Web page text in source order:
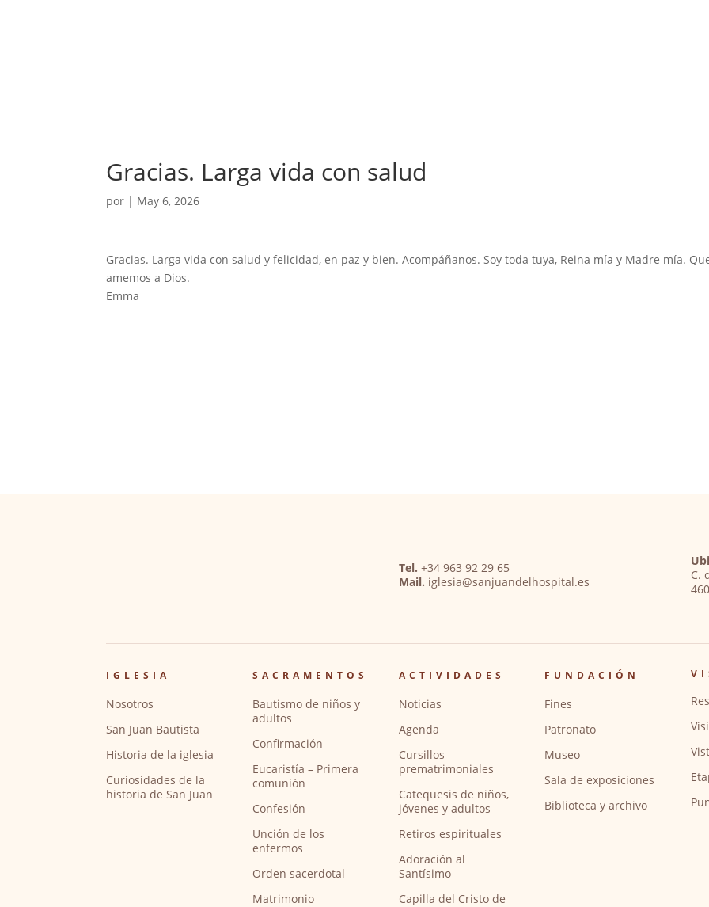
Gracias. Larga vida con salud
por | May 6, 2026
Gracias. Larga vida con salud y felicidad, en paz y bien. Acompáñanos. Soy toda tuya, Reina mía y Madre mía.
amemos a Dios.
Emma
Tel. +34 963 92 29 65
Mail. iglesia@sanjuandelhospital.es
C.
IGLESIA
Nosotros
San Juan Bautista
Historia de la iglesia
Curiosidades de la
historia de San Juan
SACRAMENTOS
Bautismo de niños y
adultos
Confirmación
Eucaristía – Primera
comunión
Confesión
Unción de los
enfermos
Orden sacerdotal
Matrimonio
ACTIVIDADES
Noticias
Agenda
Cursillos
prematrimoniales
Catequesis de niños,
jóvenes y adultos
Retiros espirituales
Adoración al
Santísimo
Capilla del Cristo de
FUNDACIÓN
Fines
Patronato
Museo
Sala de exposiciones
Biblioteca y archivo